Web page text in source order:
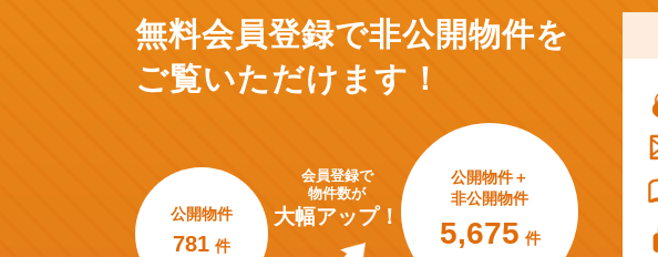
無料会員登録で非公開物件を
ご覧いただけます！
会員登録で
物件数が
大幅アップ！
公開物件
781 件
公開物件＋
非公開物件
5,675 件